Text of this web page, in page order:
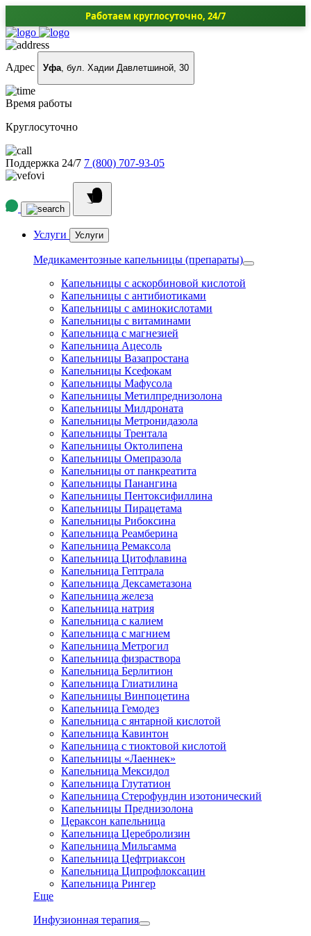
Работаем круглосуточно, 24/7
Адрес Уфа, бул. Хадии Давлетшиной, 30
Время работы
Круглосуточно
Поддержка 24/7 7 (800) 707-93-05
Услуги Услуги
Медикаментозные капельницы (препараты)
Капельницы с аскорбиновой кислотой
Капельницы с антибиотиками
Капельницы с аминокислотами
Капельницы с витаминами
Капельница с магнезией
Капельница Ацесоль
Капельницы Вазапростана
Капельницы Ксефокам
Капельницы Мафусола
Капельницы Метилпреднизолона
Капельницы Милдроната
Капельницы Метронидазола
Капельницы Трентала
Капельницы Октолипена
Капельницы Омепразола
Капельницы от панкреатита
Капельницы Панангина
Капельницы Пентоксифиллина
Капельницы Пирацетама
Капельницы Рибоксина
Капельница Реамберина
Капельница Ремаксола
Капельница Цитофлавина
Капельница Гептрала
Капельница Дексаметазона
Капельница железа
Капельница натрия
Капельница с калием
Капельница с магнием
Капельница Метрогил
Капельница физраствора
Капельница Берлитион
Капельница Глиатилина
Капельницы Винпоцетина
Капельница Гемодез
Капельница с янтарной кислотой
Капельница Кавинтон
Капельница с тиоктовой кислотой
Капельницы «Лаеннек»
Капельница Мексидол
Капельница Глутатион
Капельница Стерофундин изотонический
Капельницы Преднизолона
Цераксон капельница
Капельница Церебролизин
Капельница Мильгамма
Капельница Цефтриаксон
Капельница Ципрофлоксацин
Капельница Рингер
Еще
Инфузионная терапия